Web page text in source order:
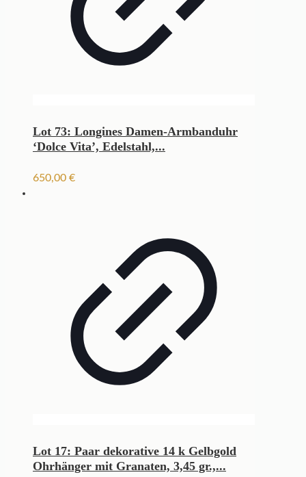
Lot 73: Longines Damen-Armbanduhr
‘Dolce Vita’, Edelstahl,...
650,00 €
Lot 17: Paar dekorative 14 k Gelbgold
Ohrhänger mit Granaten, 3,45 gr.,...